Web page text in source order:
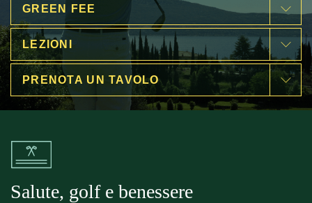
GREEN FEE
LEZIONI
PRENOTA UN TAVOLO
Salute, golf e benessere